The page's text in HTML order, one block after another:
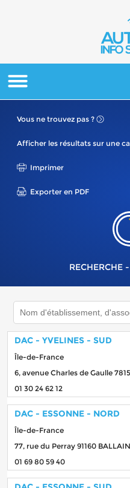
Vous ne trouvez pas ?
Afficher les résultats sur une
Imprimer
Exporter en PDF
RECHERCHE -
DAC - YVELINES - SUD
Île-de-France
6, avenue Charles de Gaulle
01 30 24 62 12
DAC - ESSONNE - NORD
Île-de-France
77, rue du Perray 91160
01 69 80 59 40